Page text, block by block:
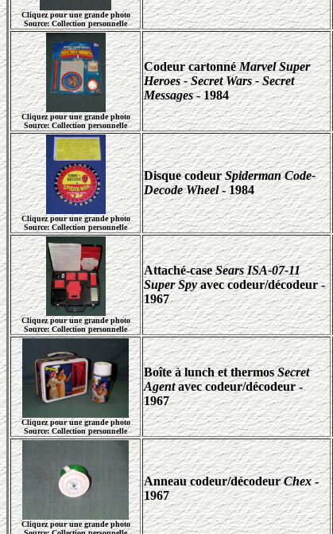
Cliquez pour une grande photo
Source: Collection personnelle
Cliquez pour une grande photo
Source: Collection personnelle
Codeur cartonnéMarvel Super
Heroes - Secret Wars - Secret
Messages- 1984
Cliquez pour une grande photo
Source: Collection personnelle
Disque codeurSpiderman Code-
Decode Wheel- 1984
Cliquez pour une grande photo
Source: Collection personnelle
Attaché-caseSears ISA-07-11
Super Spyavec codeur/décodeur -
1967
Cliquez pour une grande photo
Source: Collection personnelle
Boîte à lunch et thermosSecret
Agentavec codeur/décodeur -
1967
Cliquez pour une grande photo
Anneau codeur/décodeurChex-
1967